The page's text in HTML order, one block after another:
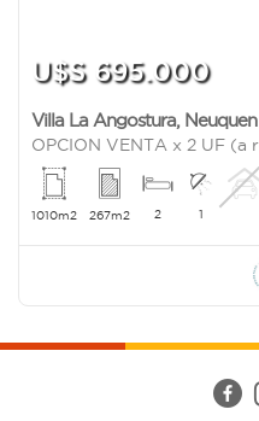
U$S 695.000
Villa La Angostura, Neuquen
1010m2 267m2 2 1